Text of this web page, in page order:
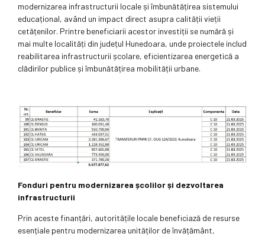
modernizarea infrastructurii locale și îmbunătățirea sistemului
educațional, având un impact direct asupra calității vieții
cetățenilor. Printre beneficiarii acestor investiții se numără și
mai multe localități din județul Hunedoara, unde proiectele includ
reabilitarea infrastructurii școlare, eficientizarea energetică a
clădirilor publice și îmbunătățirea mobilității urbane.
Fonduri pentru modernizarea școlilor și dezvoltarea
infrastructurii
Prin aceste finanțări, autoritățile locale beneficiază de resurse
esențiale pentru modernizarea unităților de învățământ,